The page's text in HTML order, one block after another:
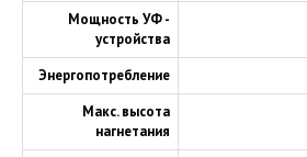
Мощность УФ -
устройства
Энергопотребление
Макс. высота
нагнетания